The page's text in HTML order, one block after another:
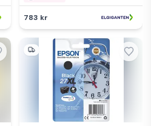
783 kr